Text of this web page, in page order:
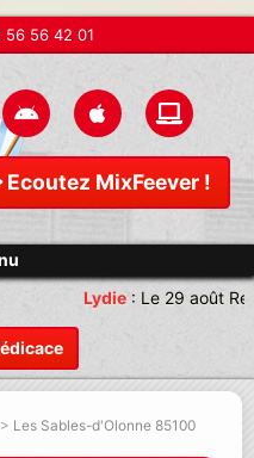
56 56 42 01
Ecoutez MixFeever !
Lydie:Le 29 août
> Les Sables-d'Olonne 85100